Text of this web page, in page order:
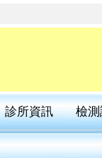
診所資訊 檢